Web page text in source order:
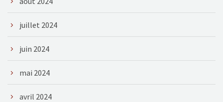
juillet 2024
juin 2024
mai 2024
avril 2024